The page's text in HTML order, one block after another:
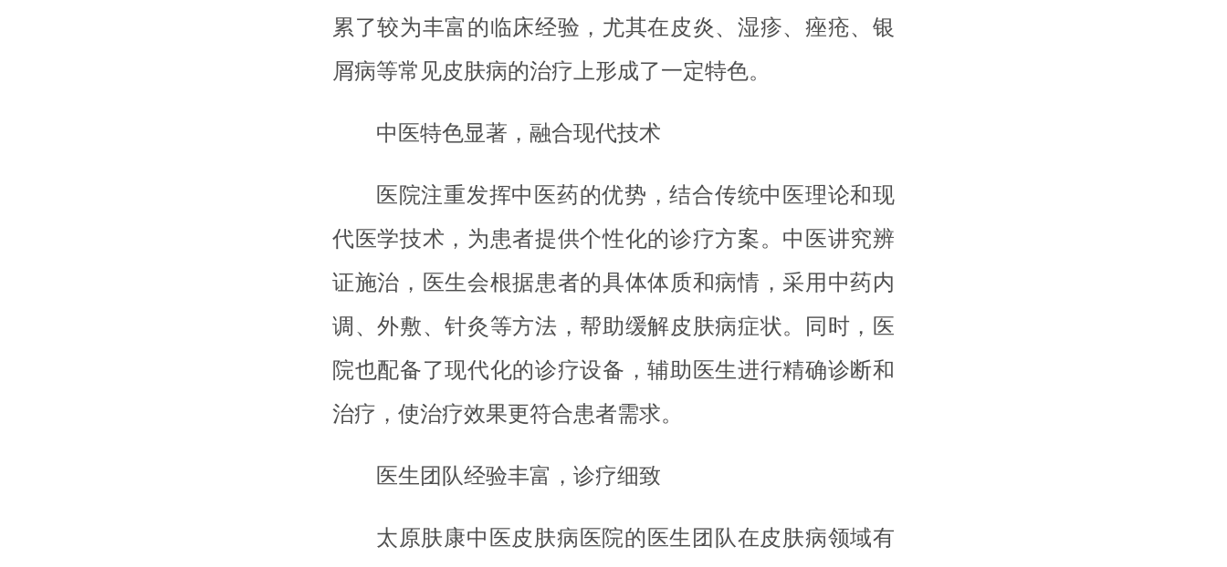
累了较为丰富的临床经验，尤其在皮炎、湿疹、痤疮、银
屑病等常见皮肤病的治疗上形成了一定特色。
中医特色显著，融合现代技术
医院注重发挥中医药的优势，结合传统中医理论和现
代医学技术，为患者提供个性化的诊疗方案。中医讲究辨
证施治，医生会根据患者的具体体质和病情，采用中药内
调、外敷、针灸等方法，帮助缓解皮肤病症状。同时，医
院也配备了现代化的诊疗设备，辅助医生进行精确诊断和
治疗，使治疗效果更符合患者需求。
医生团队经验丰富，诊疗细致
太原肤康中医皮肤病医院的医生团队在皮肤病领域有